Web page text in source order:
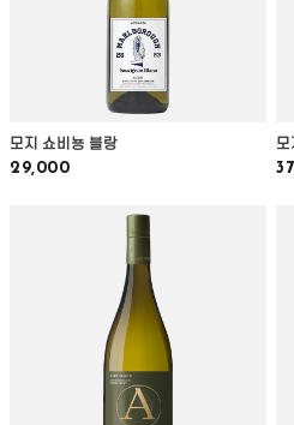
모지 쇼비뇽 블랑
29,000
모